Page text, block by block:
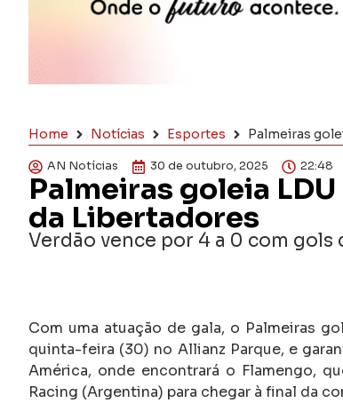
Home Notícias Esportes Palmeiras
AN Notícias 30 de outubro, 2025 22:48
Palmeiras goleia
da Libertadores
Verdão vence por 4 a 0 com gols
Com uma atuação de gala, o Palmeiras
quinta-feira (30) no Allianz Parque, e
América, onde encontrará o Flamengo,
Racing (Argentina) para chegar à final da